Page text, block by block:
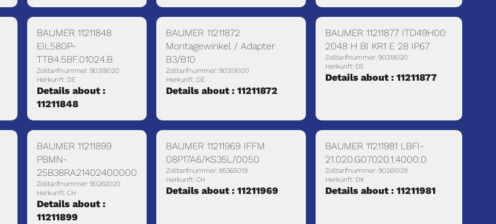
BAUMER 11211848
EIL580P-
TTB4.5BF.01024.B
Zolltarifnummer: 90318020
Herkunft: DE
Details about :
11211848
BAUMER 11211872
Montagewinkel / Adapter
B3/B10
Zolltarifnummer: 90319000
Herkunft: DE
Details about : 11211872
BAUMER 11211877 ITD49H00
2048 H BI KR1 E 28 IP67
Zolltarifnummer: 90318020
Herkunft: DE
Details about : 11211877
BAUMER 11211899
PBMN-
25B38RA21402400000
Zolltarifnummer: 90262020
Herkunft: CH
Details about :
11211899
BAUMER 11211969 IFFM
08P17A6/KS35L/0050
Zolltarifnummer: 85365019
Herkunft: CH
Details about : 11211969
BAUMER 11211981 LBFI-
21.020.G07020.1.4000.0
Zolltarifnummer: 90261029
Herkunft: DK
Details about : 11211981